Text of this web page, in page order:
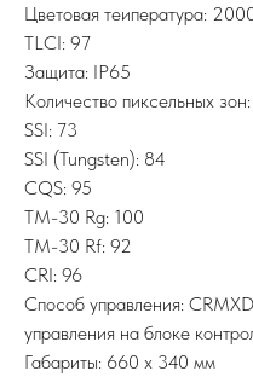
Цветовая теипература:
TLCI: 97
Защита: IP65
Количество пиксельных
SSI: 73
SSI (Tungsten): 84
CQS: 95
TM-30 Rg: 100
TM-30 Rf: 92
CRI: 96
Способ управления:
управления на блоке
Габариты: 660 x 340 мм